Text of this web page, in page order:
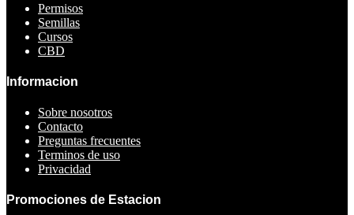
Permisos
Semillas
Cursos
CBD
Informacion
Sobre nosotros
Contacto
Preguntas frecuentes
Terminos de uso
Privacidad
Promociones de Estacion